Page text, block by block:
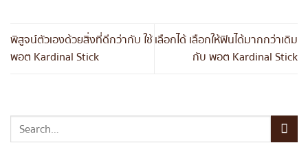
พิสูจน์ตัวเองด้วยสิ่งที่ดีกว่ากับ ใช้
พอต Kardinal Stick
เลือกได้ เลือกให้ฟินได้มากกว่าเดิม
กับ พอต Kardinal Stick